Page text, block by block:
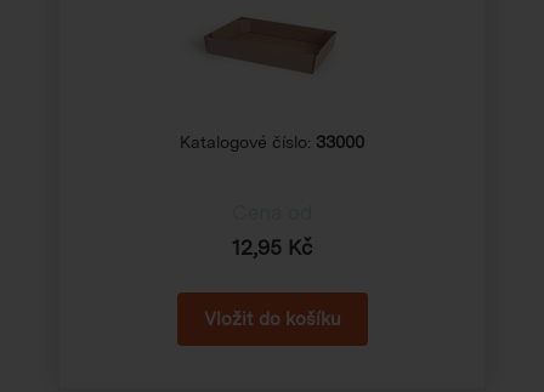
Katalogové číslo: 33000
12,95 Kč